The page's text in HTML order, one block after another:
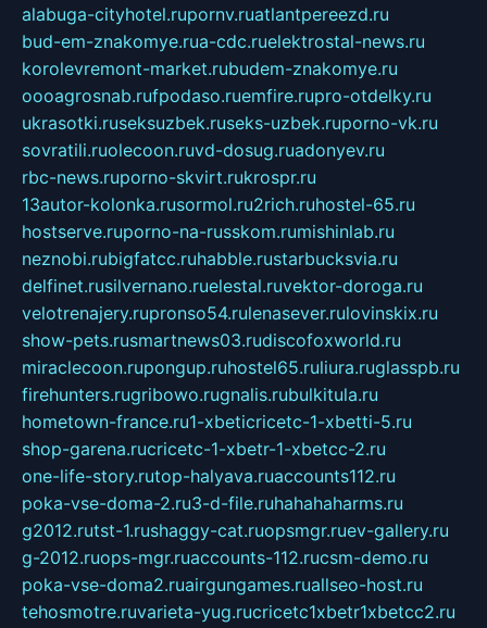
alabuga-cityhotel.rupornv.ruatlantpereezd.ru
bud-em-znakomye.rua-cdc.ruelektrostal-news.ru
korolevremont-market.rubudem-znakomye.ru
oooagrosnab.rufpodaso.ruemfire.rupro-otdelky.ru
ukrasotki.ruseksuzbek.ruseks-uzbek.ruporno-vk.ru
sovratili.ruolecoon.ruvd-dosug.ruadonyev.ru
rbc-news.ruporno-skvirt.rukrospr.ru
13autor-kolonka.rusormol.ru2rich.ruhostel-65.ru
hostserve.ruporno-na-russkom.rumishinlab.ru
neznobi.rubigfatcc.ruhabble.rustarbucksvia.ru
delfinet.rusilvernano.ruelestal.ruvektor-doroga.ru
velotrenajery.rupronso54.rulenasever.rulovinskix.ru
show-pets.rusmartnews03.rudiscofoxworld.ru
miraclecoon.rupongup.ruhostel65.ruliura.ruglasspb.ru
firehunters.rugribowo.rugnalis.rubulkitula.ru
hometown-france.ru1-xbeticricetc-1-xbetti-5.ru
shop-garena.rucricetc-1-xbetr-1-xbetcc-2.ru
one-life-story.rutop-halyava.ruaccounts112.ru
poka-vse-doma-2.ru3-d-file.ruhahahaharms.ru
g2012.rutst-1.rushaggy-cat.ruopsmgr.ruev-gallery.ru
g-2012.ruops-mgr.ruaccounts-112.rucsm-demo.ru
poka-vse-doma2.ruairgungames.ruallseo-host.ru
tehosmotre.ruvarieta-yug.rucricetc1xbetr1xbetcc2.ru